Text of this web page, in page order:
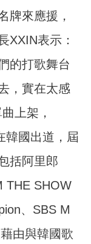
牌來應援，
XXIN表示：
的打歌舞台
，實在太感
上架，
韓國出道，屆
括阿里郎
THE SHOW
、SBS M
由與韓國歌